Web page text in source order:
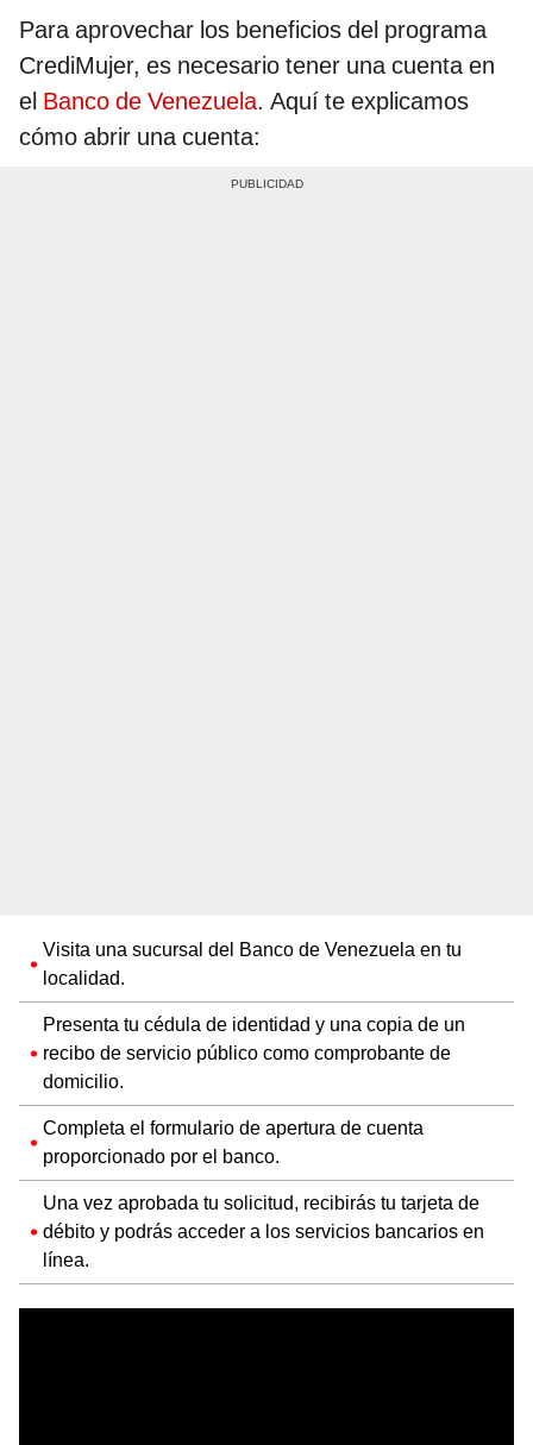
Para aprovechar los beneficios del programa
CrediMujer, es necesario tener una cuenta en
el Banco de Venezuela. Aquí te explicamos
cómo abrir una cuenta:
Visita una sucursal del Banco de Venezuela en tu
localidad.
Presenta tu cédula de identidad y una copia de un
recibo de servicio público como comprobante de
domicilio.
Completa el formulario de apertura de cuenta
proporcionado por el banco.
Una vez aprobada tu solicitud, recibirás tu tarjeta de
débito y podrás acceder a los servicios bancarios en
línea.